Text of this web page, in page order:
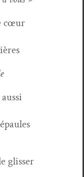
cœur
glisser